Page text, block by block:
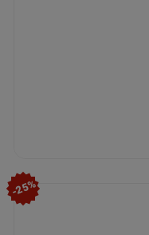
-25%